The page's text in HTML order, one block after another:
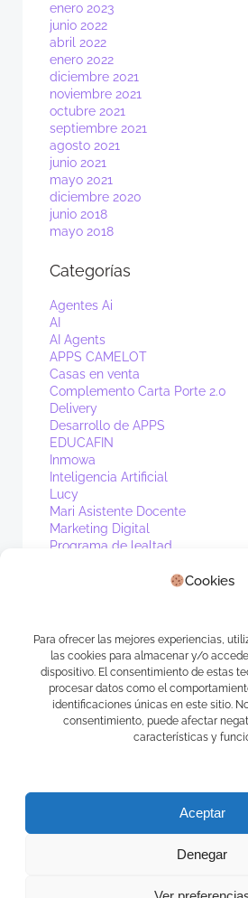
Cookies
Para ofrecer las mejores experiencias,
las cookies para almacenar y/o
dispositivo. El consentimiento de estas
procesar datos como el
identificaciones únicas en este sitio.
consentimiento, puede afectar
características y
Aceptar
Denegar
enero 2023
junio 2022
abril 2022
enero 2022
diciembre 2021
noviembre 2021
octubre 2021
septiembre 2021
agosto 2021
junio 2021
mayo 2021
diciembre 2020
junio 2018
mayo 2018
Categorías
Agentes Ai
AI
AI Agents
APPS CAMELOT
Casas en venta
Complemento Carta Porte 2.0
Delivery
Desarrollo de APPS
EDUCAFIN
Inmowa
Inteligencia Artificial
Lucy
Mari Asistente Docente
Marketing Digital
Programa de lealtad
WhatsApp
Meta
Acceder
Feed de entradas
Feed de comentarios